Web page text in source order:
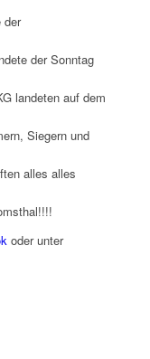
der
der Sonntag
landeten auf dem
Siegern und
alles alles
oder unter